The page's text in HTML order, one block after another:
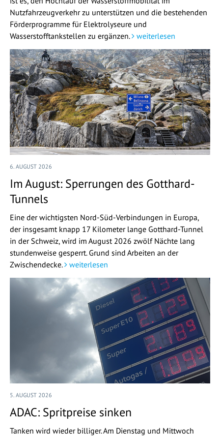
Nutzfahrzeugverkehr zu unterstützen und die bestehenden
Förderprogramme für Elektrolyseure und
Wasserstofftankstellen zu ergänzen.
weiterlesen
6. AUGUST 2026
Im August: Sperrungen des Gotthard-
Tunnels
Eine der wichtigsten Nord-Süd-Verbindungen in Europa,
der insgesamt knapp 17 Kilometer lange Gotthard-Tunnel
in der Schweiz, wird im August 2026 zwölf Nächte lang
stundenweise gesperrt. Grund sind Arbeiten an der
Zwischendecke.
weiterlesen
5. AUGUST 2026
ADAC: Spritpreise sinken
Tanken wird wieder billiger. Am Dienstag und Mittwoch